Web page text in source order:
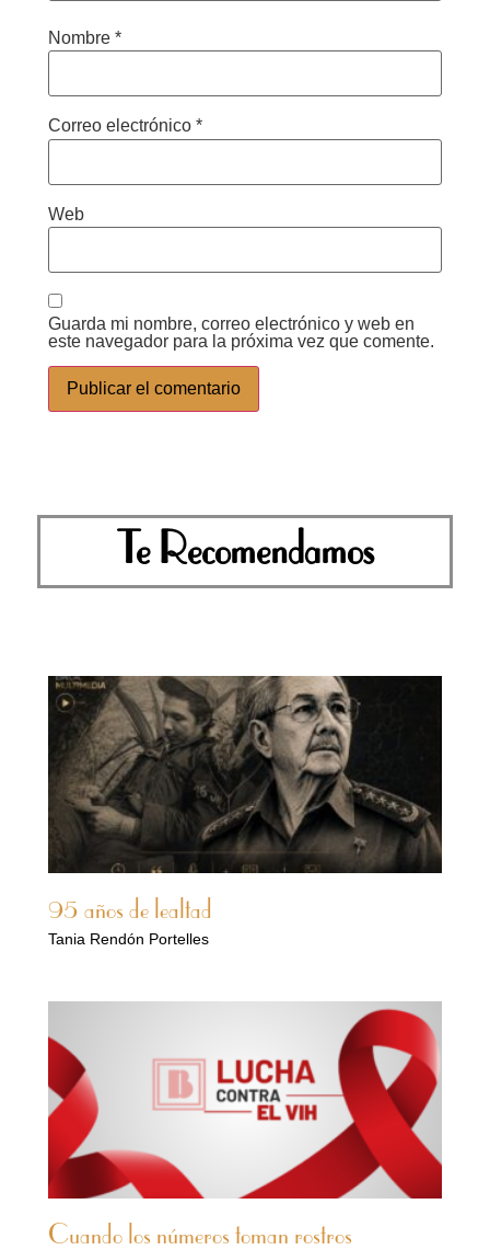
Nombre *
Correo electrónico *
Web
Guarda mi nombre, correo electrónico y web en
este navegador para la próxima vez que comente.
Te Recomendamos
95 años de lealtad
Tania Rendón Portelles
Cuando los números toman rostros